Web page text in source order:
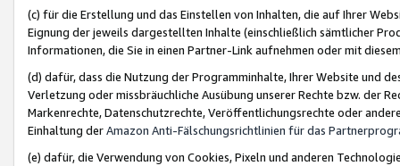
(c) für die Erstellung und das Einstellen von Inhalten, die auf Ihrer
Eignung der jeweils dargestellten Inhalte (einschließlich sämtlicher
Informationen, die Sie in einen Partner-Link aufnehmen oder mit
(d) dafür, dass die Nutzung der Programminhalte, Ihrer Website und
Verletzung oder missbräuchliche Ausübung unserer Rechte bzw. der
Markenrechte, Datenschutzrechte, Veröffentlichungsrechte oder
Einhaltung derAmazon Anti-Fälschungsrichtlinien für das
(e) dafür, die Verwendung von Cookies, Pixeln und anderen